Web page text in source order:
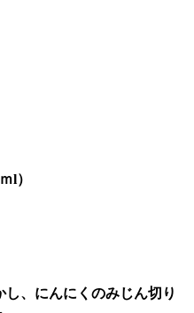
l）
、にんにくのみじん切り